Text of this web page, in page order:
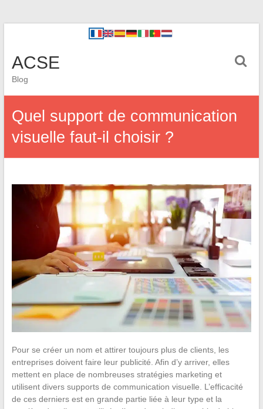
ACSE
Blog
Quel support de communication
visuelle faut-il choisir ?
Pour se créer un nom et attirer toujours plus de clients, les
entreprises doivent faire leur publicité. Afin d’y arriver, elles
mettent en place de nombreuses stratégies marketing et
utilisent divers supports de communication visuelle. L’efficacité
de ces derniers est en grande partie liée à leur type et la